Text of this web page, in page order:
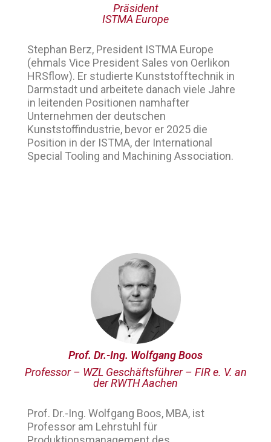
Präsident
ISTMA Europe
Stephan Berz, President ISTMA Europe
(ehmals Vice President Sales von Oerlikon
HRSflow). Er studierte Kunststofftechnik in
Darmstadt und arbeitete danach viele Jahre
in leitenden Positionen namhafter
Unternehmen der deutschen
Kunststoffindustrie, bevor er 2025 die
Position in der ISTMA, der International
Special Tooling and Machining Association.
Prof. Dr.-Ing. Wolfgang Boos, MBA, ist
Professor am Lehrstuhl für
Prof. Dr.-Ing. Wolfgang Boos
Professor – WZL Geschäftsführer – FIR e. V. an
der RWTH Aachen